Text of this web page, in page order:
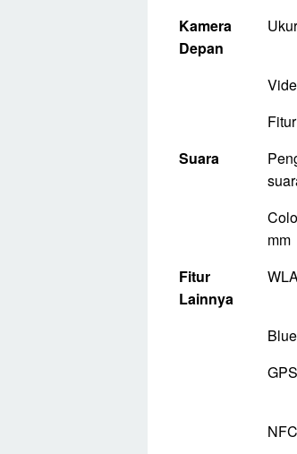
Kamera
Depan
Fitur
Suara
mm
Fitur
Lainnya
GPS
NFC